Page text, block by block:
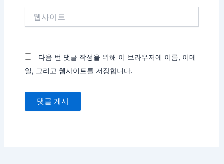
다음 번 댓글 작성을 위해 이 브라우저에 이름, 이메
일, 그리고 웹사이트를 저장합니다.